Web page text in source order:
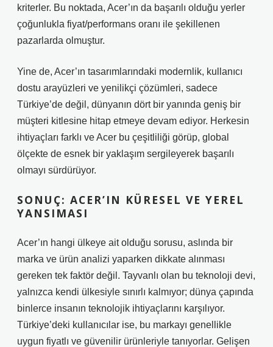
kriterler. Bu noktada, Acer’ın da başarılı olduğu yerler
çoğunlukla fiyat/performans oranı ile şekillenen
pazarlarda olmuştur.
Yine de, Acer’ın tasarımlarındaki modernlik, kullanıcı
dostu arayüzleri ve yenilikçi çözümleri, sadece
Türkiye’de değil, dünyanın dört bir yanında geniş bir
müşteri kitlesine hitap etmeye devam ediyor. Herkesin
ihtiyaçları farklı ve Acer bu çeşitliliği görüp, global
ölçekte de esnek bir yaklaşım sergileyerek başarılı
olmayı sürdürüyor.
SONUÇ: ACER’IN KÜRESEL VE YEREL
YANSIMASI
Acer’ın hangi ülkeye ait olduğu sorusu, aslında bir
marka ve ürün analizi yaparken dikkate alınması
gereken tek faktör değil. Tayvanlı olan bu teknoloji devi,
yalnızca kendi ülkesiyle sınırlı kalmıyor; dünya çapında
binlerce insanın teknolojik ihtiyaçlarını karşılıyor.
Türkiye’deki kullanıcılar ise, bu markayı genellikle
uygun fiyatlı ve güvenilir ürünleriyle tanıyorlar. Gelişen